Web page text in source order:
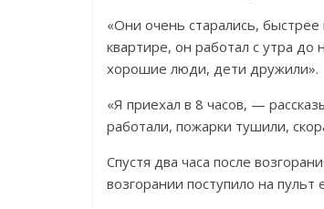
«Они очень старались,
квартире, он работал с утра
хорошие люди, дети дружили».
«Я приехал в 8 часов, —
работали, пожарки тушили,
Спустя два часа после
возгорании поступило на